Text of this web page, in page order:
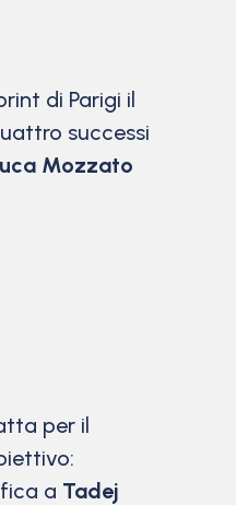
di Parigi il
successi
Mozzato
per il
a Tadej